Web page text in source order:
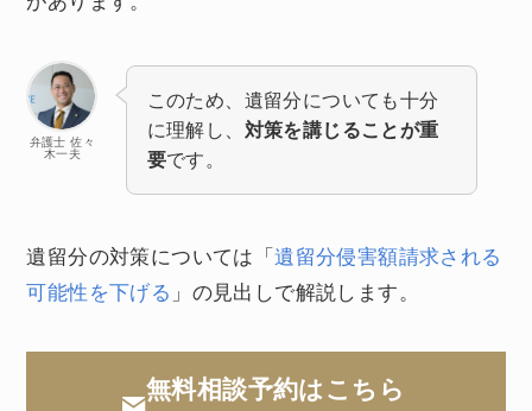
弁護士 佐々
木一夫
このため、遺留分についても十分
に理解し、 対策を講じることが重
要です。
遺留分の対策については「遺留分侵害額請求される
可能性を下げる 」の見出しで解説します。
無料相談予約はこちら